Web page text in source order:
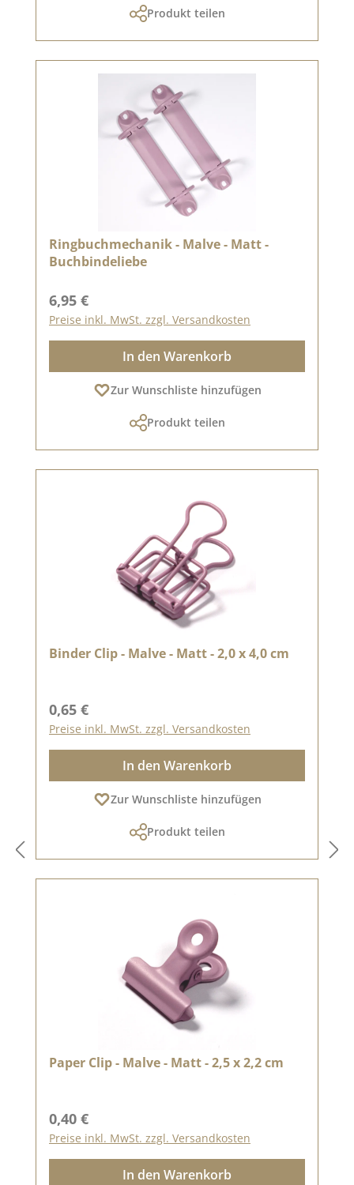
Produkt teilen
Ringbuchmechanik - Malve - Matt -
Buchbindeliebe
Regulärer Preis:
6,95 €
Preise inkl. MwSt. zzgl. Versandkosten
In den Warenkorb
Zur Wunschliste hinzufügen
Produkt teilen
Binder Clip - Malve - Matt - 2,0 x 4,0 cm
Regulärer Preis:
0,65 €
Preise inkl. MwSt. zzgl. Versandkosten
In den Warenkorb
Zur Wunschliste hinzufügen
Produkt teilen
Paper Clip - Malve - Matt - 2,5 x 2,2 cm
Regulärer Preis:
0,40 €
Preise inkl. MwSt. zzgl. Versandkosten
In den Warenkorb